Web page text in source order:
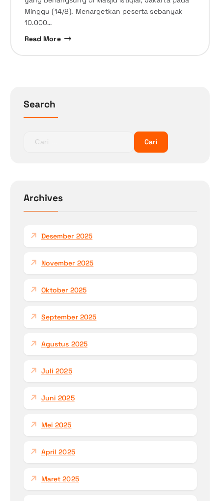
Minggu (14/8). Menargetkan peserta sebanyak
10.000…
Read More
Search
n
tArchives
Desember 2025
November 2025
Oktober 2025
September 2025
Agustus 2025
Juli 2025
Juni 2025
Mei 2025
April 2025
Maret 2025